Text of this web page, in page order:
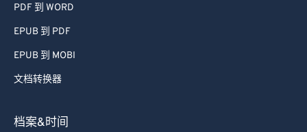
PDF 到 WORD
EPUB 到 PDF
EPUB 到 MOBI
文档转换器
档案&时间